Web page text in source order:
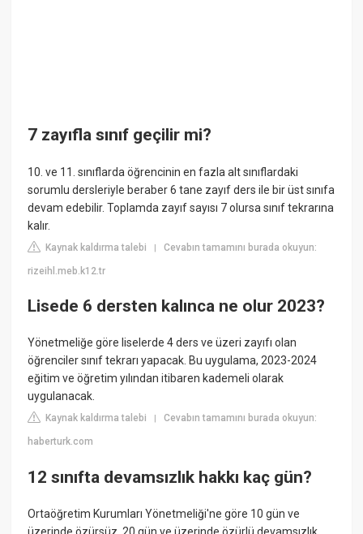
7 zayıfla sınıf geçilir mi?
10. ve 11. sınıflarda öğrencinin en fazla alt sınıflardaki
sorumlu dersleriyle beraber 6 tane zayıf ders ile bir üst sınıfa
devam edebilir. Toplamda zayıf sayısı 7 olursa sınıf tekrarına
kalır.
Kaynak kaldırma talebi |Cevabın tamamını burada okuyun:
rizeihl.meb.k12.tr
Lisede 6 dersten kalınca ne olur 2023?
Yönetmeliğe göre liselerde 4 ders ve üzeri zayıfı olan
öğrenciler sınıf tekrarı yapacak. Bu uygulama, 2023-2024
eğitim ve öğretim yılından itibaren kademeli olarak
uygulanacak.
Kaynak kaldırma talebi |Cevabın tamamını burada okuyun:
haberturk.com
12 sınıfta devamsızlık hakkı kaç gün?
Ortaöğretim Kurumları Yönetmeliği'ne göre 10 gün ve